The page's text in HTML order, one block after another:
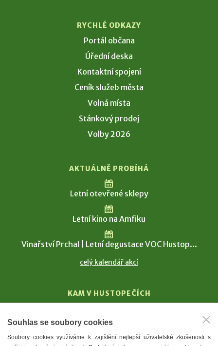
RYCHLÉ ODKAZY
Portál občana
Úřední deska
Kontaktní spojení
Ceník služeb města
Volná místa
Stánkový prodej
Volby 2026
AKTUÁLNĚ PROBÍHÁ
Letní otevřené sklepy
Letní kino na Amfiku
Vinařství Prchal | Letní degustace VOC Hustop...
celý kalendář akcí
KAM V HUSTOPEČÍCH
T. G. Masaryk
Mandloně
Souhlas se soubory cookies
Soubory cookies využíváme k zajištění nejlepší uživatelské zkušenosti s